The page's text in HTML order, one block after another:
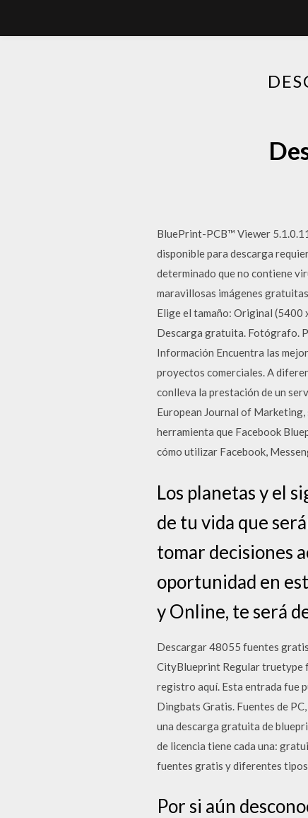
BluePrint-PCB™ Viewer
disponible para descarga
determinado que no contiene
maravillosas imágenes
Elige el tamaño: Original (5400
Descarga gratuita. Fotógrafo.
Información Encuentra las
proyectos comerciales. A
conlleva la prestación de un
European Journal of Marketing,
herramienta que Facebook
cómo utilizar Facebook,
Los planetas y el
de tu vida que
tomar decisiones
oportunidad en
y Online, te será
Descargar 48055 fuentes
CityBlueprint Regular truetype
registro aquí. Esta entrada fue
Dingbats Gratis. Fuentes de
una descarga gratuita de
de licencia tiene cada una:
fuentes gratis y diferentes
Por si aún